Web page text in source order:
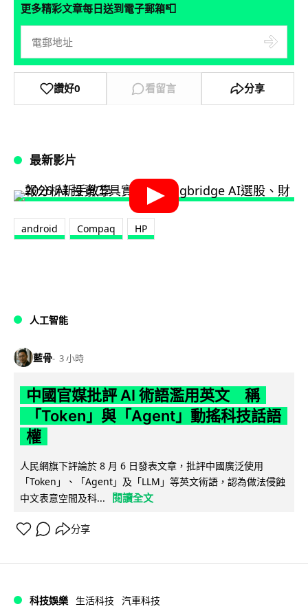
更多精彩文章每日送到電子郵箱📮
讚好0 看留言 分享
最新影片
android Compaq HP
人工智能
藍骨 3 小時
中國官媒批評 AI 術語濫用英文 稱
「Token」與「Agent」動搖科技話語
權
人民網旗下評論於 8 月 6 日發表文章，批評中國廣泛使用
「Token」、「Agent」及「LLM」等英文術語，認為做法侵蝕
中文表意空間及科...
閱讀全文
分享
科技娛樂 生活科技 汽車科技